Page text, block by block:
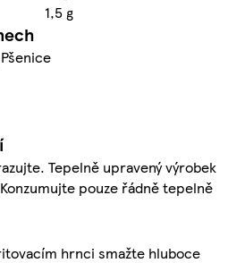
1,5 g
Tepelně upravený výrobek
pouze řádně tepelně
hrnci smažte hluboce